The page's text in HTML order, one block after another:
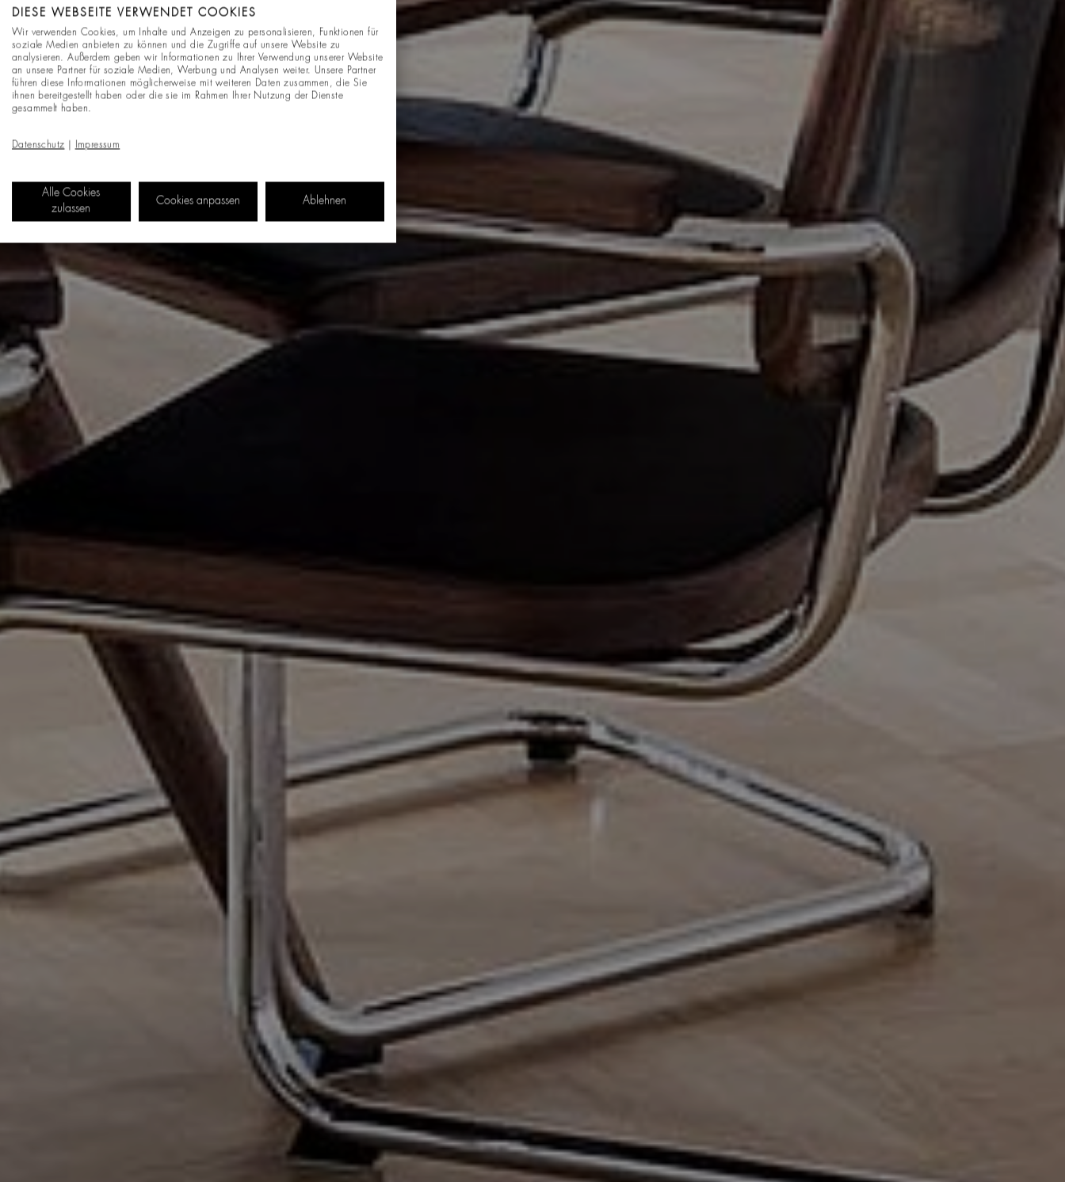
DIESE WEBSEITE VERWENDET COOKIES
Wir verwenden Cookies, um Inhalte und Anzeigen zu personalisieren, Funktionen für
soziale Medien anbieten zu können und die Zugriffe auf unsere Website zu
analysieren. Außerdem geben wir Informationen zu Ihrer Verwendung unserer Website
an unsere Partner für soziale Medien, Werbung und Analysen weiter. Unsere Partner
führen diese Informationen möglicherweise mit weiteren Daten zusammen, die Sie
ihnen bereitgestellt haben oder die sie im Rahmen Ihrer Nutzung der Dienste
gesammelt haben.
Datenschutz Impressum
Alle Cookies
zulassen
Cookies anpassen Ablehnen